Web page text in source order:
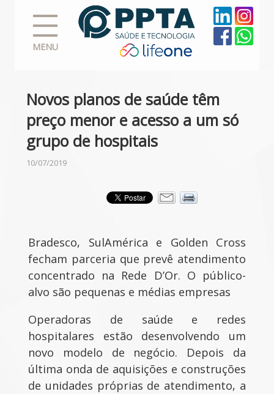
MENU
Novos planos de saúde têm
preço menor e acesso a um só
grupo de hospitais
10/07/2019
Bradesco, SulAmérica e Golden Cross
fecham parceria que prevê atendimento
concentrado na Rede D’Or. O público-
alvo são pequenas e médias empresas
Operadoras de saúde e redes
hospitalares estão desenvolvendo um
novo modelo de negócio. Depois da
última onda de aquisições e construções
de unidades próprias de atendimento, a